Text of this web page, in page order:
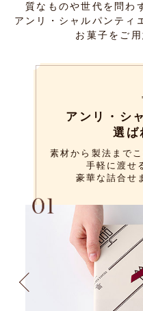
質なものや世代を問わ
アンリ・シャルパンティ
お菓子をご
アンリ・シ
選ば
素材から製法まで
手軽に渡せ
豪華な詰合せ